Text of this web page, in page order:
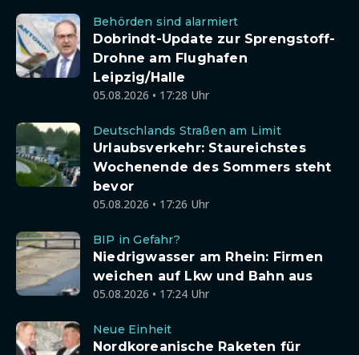
Behörden sind alarmiert
Dobrindt-Update zur Sprengstoff-
Drohne am Flughafen
Leipzig/Halle
05.08.2026 • 17:28 Uhr
Deutschlands Straßen am Limit
Urlaubsverkehr: Staureichstes
Wochenende des Sommers steht
bevor
05.08.2026 • 17:26 Uhr
BIP in Gefahr?
Niedrigwasser am Rhein: Firmen
weichen auf Lkw und Bahn aus
05.08.2026 • 17:24 Uhr
Neue Einheit
Nordkoreanische Raketen für